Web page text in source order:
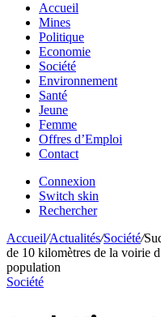
Accueil
Mines
Politique
Economie
Société
Environnement
Santé
Jeune
Femme
Offres d’Emploi
Contact
Connexion
Switch skin
Rechercher
Accueil/Actualités/Société/
de 10 kilomètres de la voirie
population
Société